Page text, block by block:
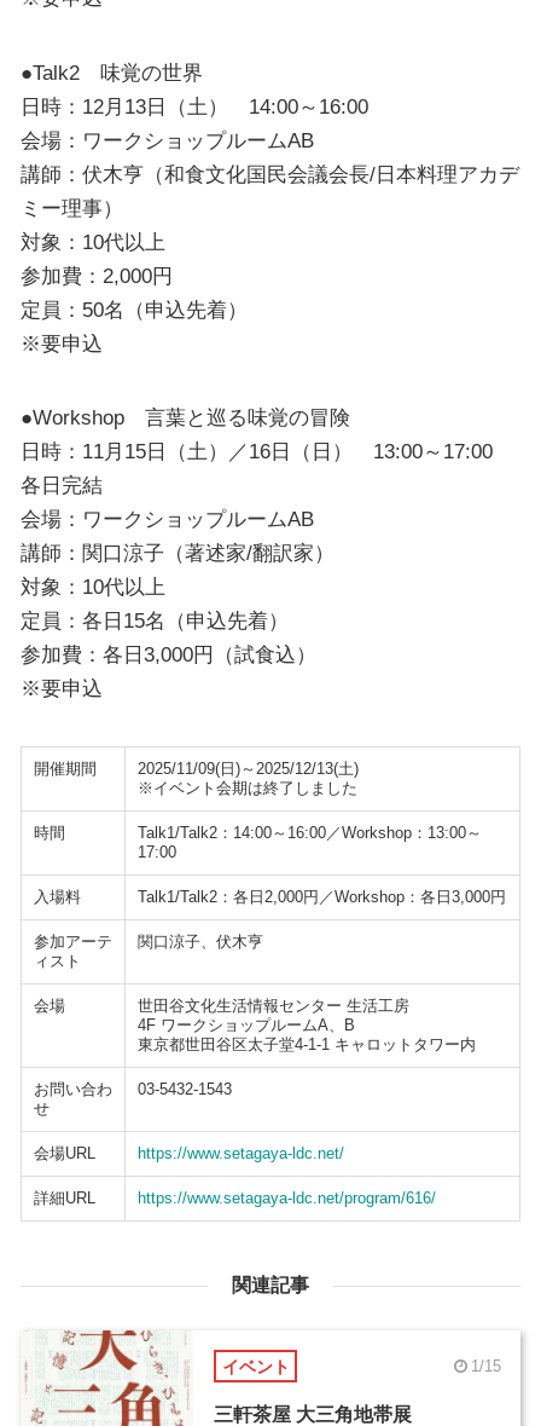
●Talk2 味覚の世界
日時：12月13日（土） 14:00～16:00
会場：ワークショップルームAB
講師：伏木亨（和食文化国民会議会長/日本料理アカデ
ミー理事）
対象：10代以上
参加費：2,000円
定員：50名（申込先着）
※要申込
●Workshop 言葉と巡る味覚の冒険
日時：11月15日（土）／16日（日） 13:00～17:00
各日完結
会場：ワークショップルームAB
講師：関口涼子（著述家/翻訳家）
対象：10代以上
定員：各日15名（申込先着）
参加費：各日3,000円（試食込）
※要申込
開催期間
2025/11/09(日)～2025/12/13(土)
※イベント会期は終了しました
時間
Talk1/Talk2：14:00～16:00／Workshop：13:00～
17:00
入場料 Talk1/Talk2：各日2,000円／Workshop：各日3,000円
参加アーテ
ィスト
関口涼子、伏木亨
会場
世田谷文化生活情報センター 生活工房
4F ワークショップルームA、B
東京都世田谷区太子堂4-1-1 キャロットタワー内
お問い合わ
せ
03-5432-1543
会場URL https://www.setagaya-ldc.net/
詳細URL https://www.setagaya-ldc.net/program/616/
関連記事
イベント 1/15
三軒茶屋 大三角地帯展